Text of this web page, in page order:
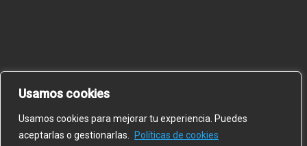
Usamos cookies
Usamos cookies para mejorar tu experiencia. Puedes
aceptarlas o gestionarlas.
Políticas de cookies